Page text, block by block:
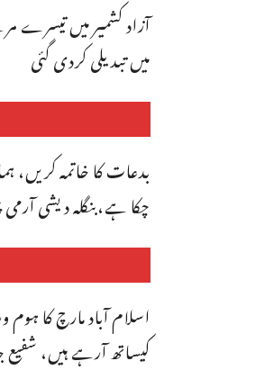
آزاد کشمیر میں تیسرے
میں تبدیلی کردی گئی
بدعات کا خاتمہ کریں،
چکا ہے،بنگله دیشی
اسلام آباد مارچ کا
کیساتھ آرہے ہیں،